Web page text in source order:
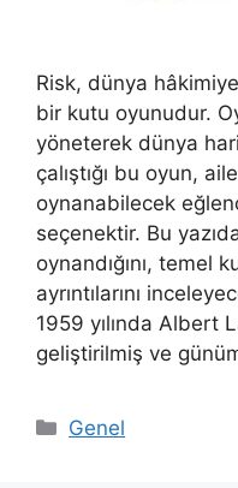
Risk, dünya
bir kutu oyunudur.
yöneterek dünya
çalıştığı bu oyun,
oynanabilecek
seçenektir. Bu
oynandığını, temel
ayrıntılarını
1959 yılında Albert
geliştirilmiş ve
Kategoriler
Genel